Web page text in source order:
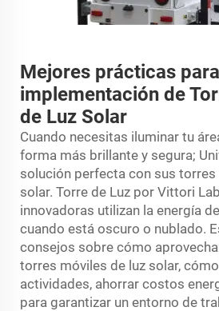
Mejores prácticas
implementación de
de Luz Solar
Cuando necesitas iluminar tu
forma más brillante y segura;
solución perfecta con sus torres
solar. Torre de Luz por Vittori
innovadoras utilizan la energía
cuando está oscuro o nublado.
consejos sobre cómo
torres móviles de luz solar,
actividades, ahorrar costos
para garantizar un entorno de